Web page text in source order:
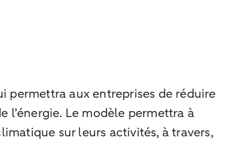
permettra aux entreprises de réduire
l’énergie. Le modèle permettra à
sur leurs activités, à travers,